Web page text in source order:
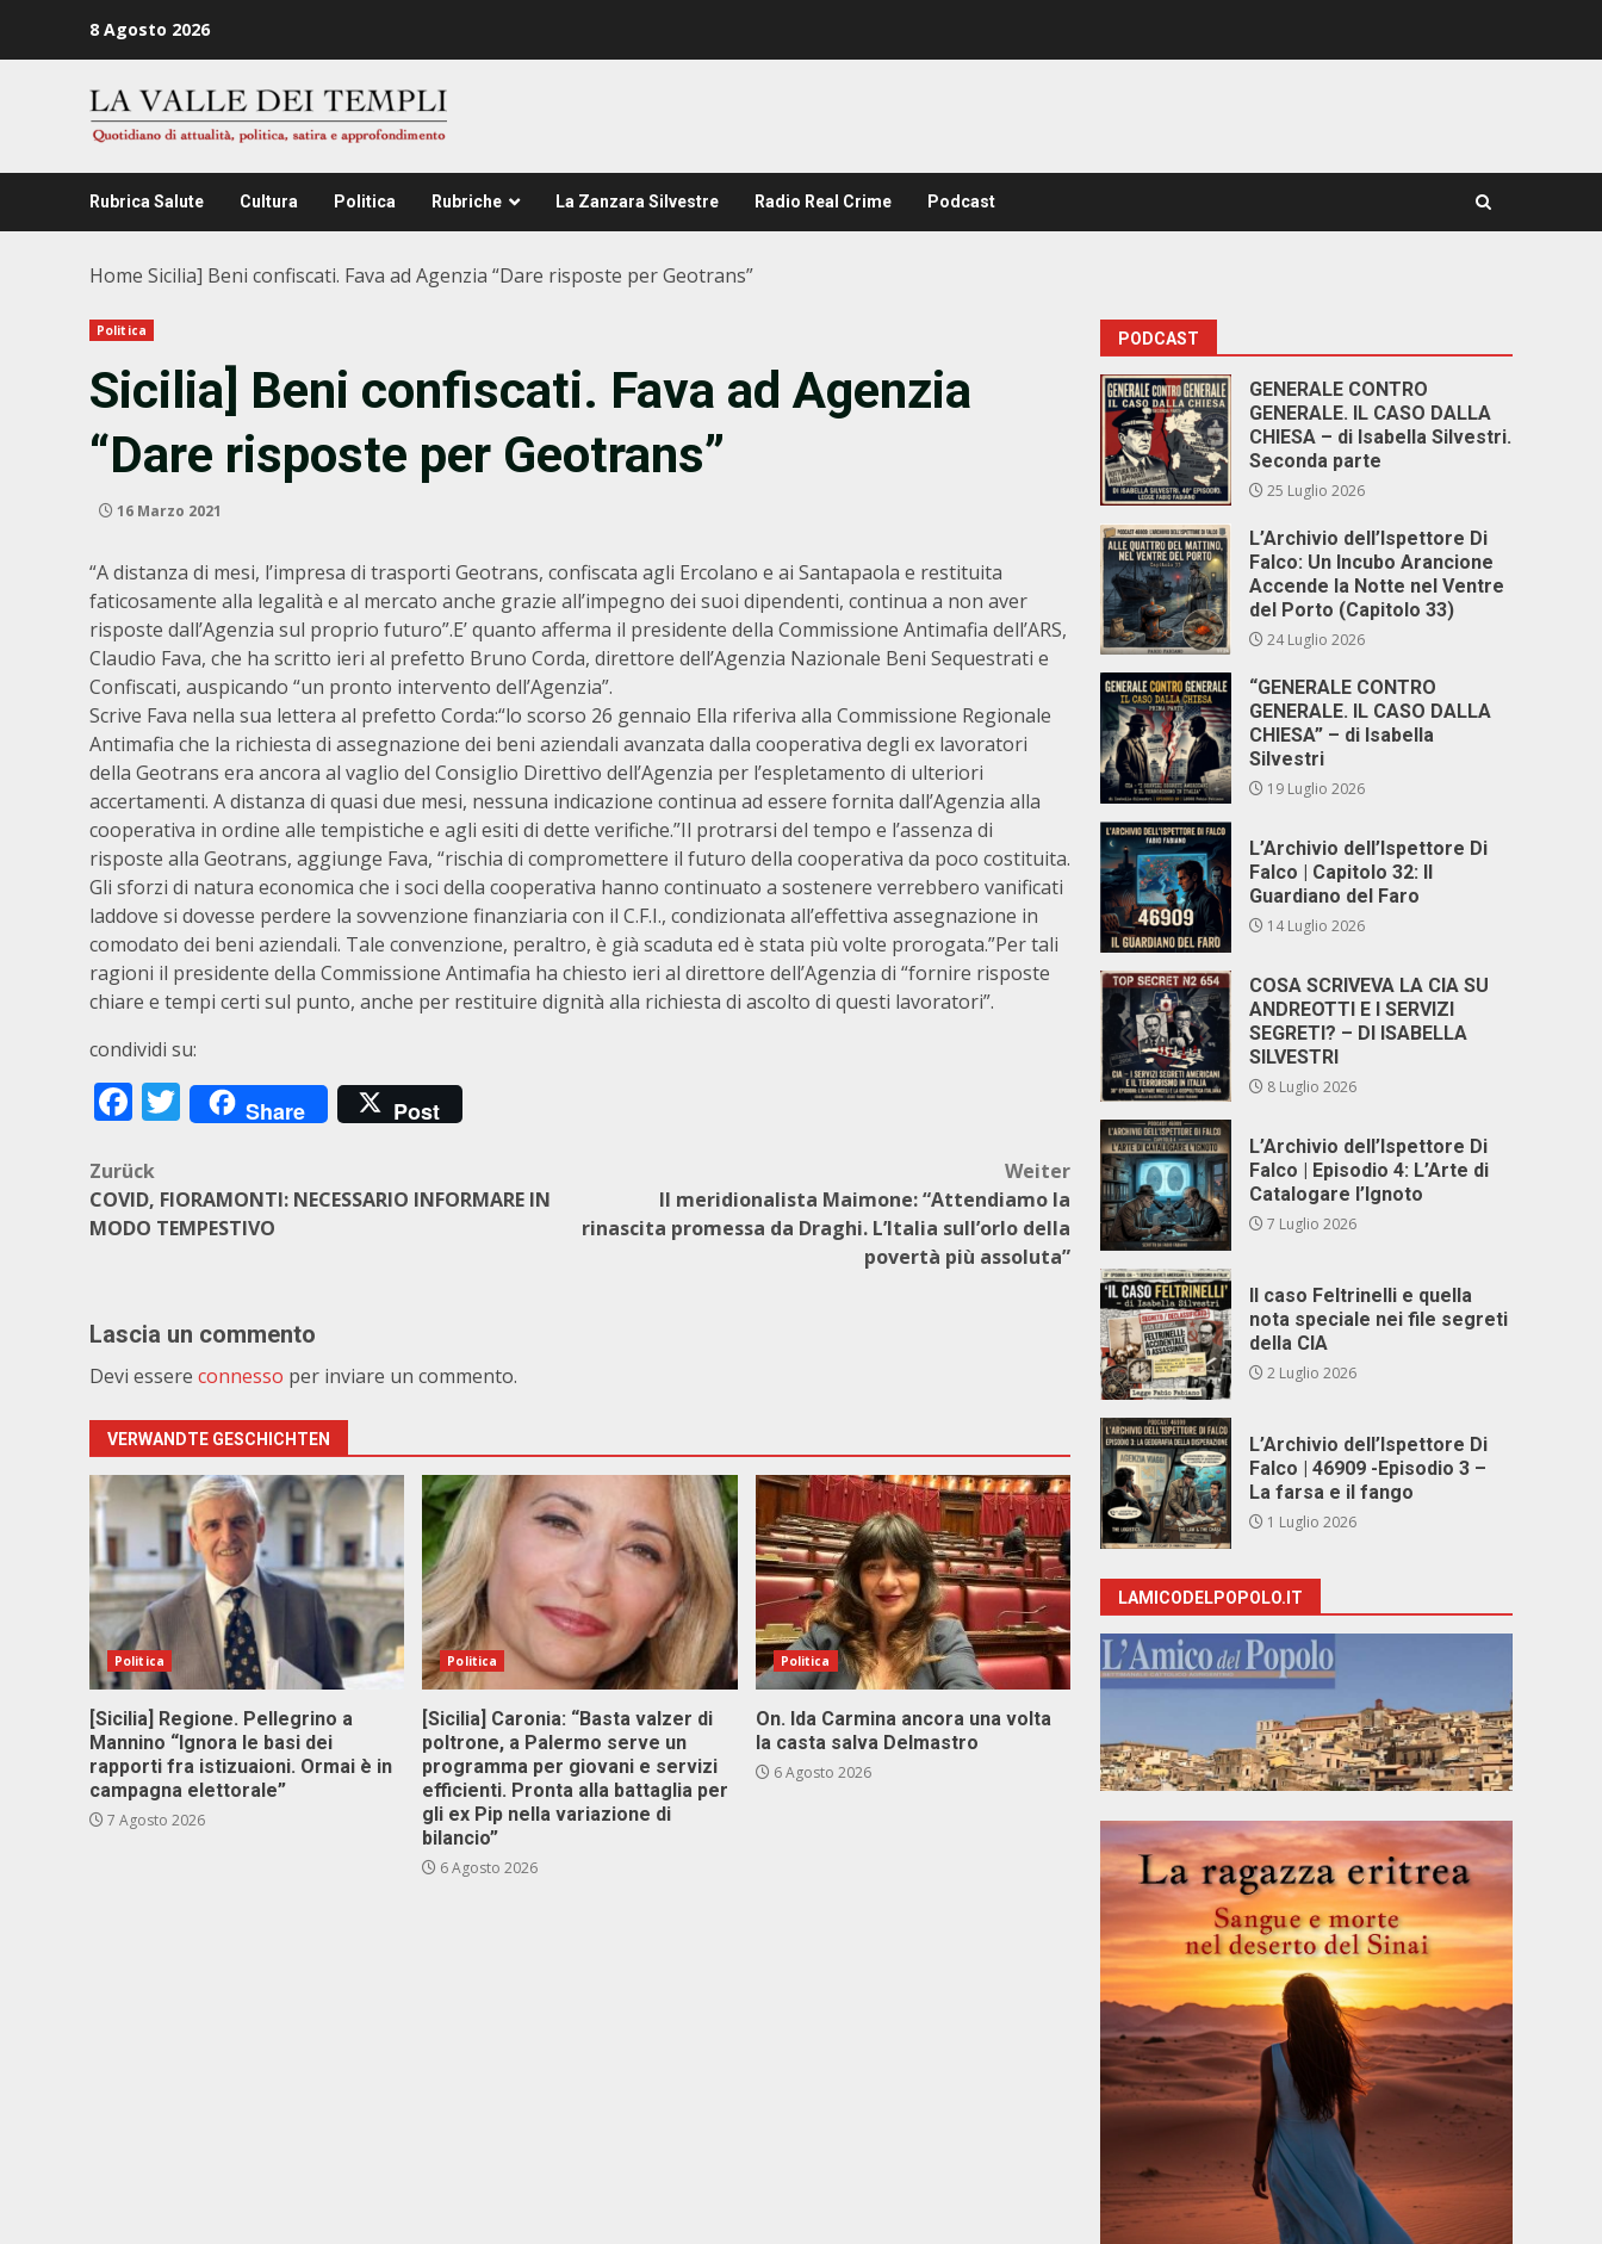
8 Agosto 2026
Rubrica Salute Cultura Politica Rubriche La Zanzara Silvestre Radio Real Crime Podcast
Home Sicilia] Beni confiscati. Fava ad Agenzia “Dare risposte per Geotrans”
Politica
Sicilia] Beni confiscati. Fava ad Agenzia
“Dare risposte per Geotrans”
16 Marzo 2021
“A distanza di mesi, l’impresa di trasporti Geotrans, confiscata agli Ercolano e ai Santapaola e restituita
faticosamente alla legalità e al mercato anche grazie all’impegno dei suoi dipendenti, continua a non aver
risposte dall’Agenzia sul proprio futuro”.E’ quanto afferma il presidente della Commissione Antimafia dell’ARS,
Claudio Fava, che ha scritto ieri al prefetto Bruno Corda, direttore dell’Agenzia Nazionale Beni Sequestrati e
Confiscati, auspicando “un pronto intervento dell’Agenzia”.
Scrive Fava nella sua lettera al prefetto Corda:“lo scorso 26 gennaio Ella riferiva alla Commissione Regionale
Antimafia che la richiesta di assegnazione dei beni aziendali avanzata dalla cooperativa degli ex lavoratori
della Geotrans era ancora al vaglio del Consiglio Direttivo dell’Agenzia per l’espletamento di ulteriori
accertamenti. A distanza di quasi due mesi, nessuna indicazione continua ad essere fornita dall’Agenzia alla
cooperativa in ordine alle tempistiche e agli esiti di dette verifiche.”Il protrarsi del tempo e l’assenza di
risposte alla Geotrans, aggiunge Fava, “rischia di compromettere il futuro della cooperativa da poco costituita.
Gli sforzi di natura economica che i soci della cooperativa hanno continuato a sostenere verrebbero vanificati
laddove si dovesse perdere la sovvenzione finanziaria con il C.F.I., condizionata all’effettiva assegnazione in
comodato dei beni aziendali. Tale convenzione, peraltro, è già scaduta ed è stata più volte prorogata.”Per tali
ragioni il presidente della Commissione Antimafia ha chiesto ieri al direttore dell’Agenzia di “fornire risposte
chiare e tempi certi sul punto, anche per restituire dignità alla richiesta di ascolto di questi lavoratori”.
condividi su:
Facebook
Twitter
Share Post
Beitragsnavigation
Zurück
COVID, FIORAMONTI: NECESSARIO INFORMARE IN
MODO TEMPESTIVO
Weiter
Il meridionalista Maimone: “Attendiamo la
rinascita promessa da Draghi. L’Italia sull’orlo della
povertà più assoluta”
Lascia un commento
Devi essere connesso per inviare un commento.
VERWANDTE GESCHICHTEN
Politica
[Sicilia] Regione. Pellegrino a
Mannino “Ignora le basi dei
rapporti fra istizuaioni. Ormai è in
campagna elettorale”
7 Agosto 2026
Politica
[Sicilia] Caronia: “Basta valzer di
poltrone, a Palermo serve un
programma per giovani e servizi
efficienti. Pronta alla battaglia per
gli ex Pip nella variazione di
bilancio”
6 Agosto 2026
Politica
On. Ida Carmina ancora una volta
la casta salva Delmastro
6 Agosto 2026
PODCAST
GENERALE CONTRO
GENERALE. IL CASO DALLA
CHIESA – di Isabella Silvestri.
Seconda parte
25 Luglio 2026
L’Archivio dell’Ispettore Di
Falco: Un Incubo Arancione
Accende la Notte nel Ventre
del Porto (Capitolo 33)
24 Luglio 2026
“GENERALE CONTRO
GENERALE. IL CASO DALLA
CHIESA” – di Isabella
Silvestri
19 Luglio 2026
L’Archivio dell’Ispettore Di
Falco | Capitolo 32: Il
Guardiano del Faro
14 Luglio 2026
COSA SCRIVEVA LA CIA SU
ANDREOTTI E I SERVIZI
SEGRETI? – DI ISABELLA
SILVESTRI
8 Luglio 2026
L’Archivio dell’Ispettore Di
Falco | Episodio 4: L’Arte di
Catalogare l’Ignoto
7 Luglio 2026
Il caso Feltrinelli e quella
nota speciale nei file segreti
della CIA
2 Luglio 2026
L’Archivio dell’Ispettore Di
Falco | 46909 -Episodio 3 –
La farsa e il fango
1 Luglio 2026
LAMICODELPOPOLO.IT